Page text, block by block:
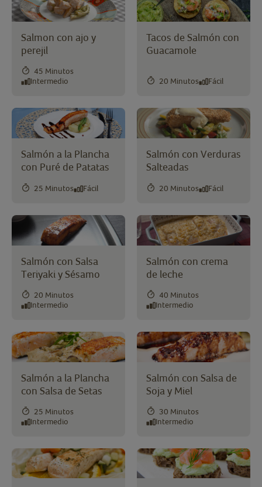
Salmon con ajo y
perejil
45 Minutos
Intermedio
Tacos de Salmón con
Guacamole
20 Minutos Fácil
Salmón a la Plancha
con Puré de Patatas
25 Minutos Fácil
Salmón con Verduras
Salteadas
20 Minutos Fácil
Salmón con Salsa
Teriyaki y Sésamo
20 Minutos
Intermedio
Salmón con crema
de leche
40 Minutos
Intermedio
Salmón a la Plancha
con Salsa de Setas
25 Minutos
Intermedio
Salmón con Salsa de
Soja y Miel
30 Minutos
Intermedio